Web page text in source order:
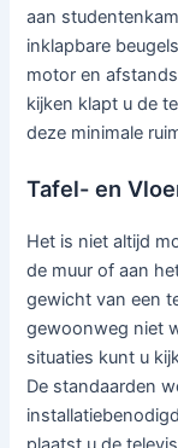
aan
inklapbare
motor en
kijken klapt u de
deze minimale
Tafel- en
Het is niet altijd
de muur of aan
gewicht van een
gewoonweg niet
situaties kunt u
De standaarden